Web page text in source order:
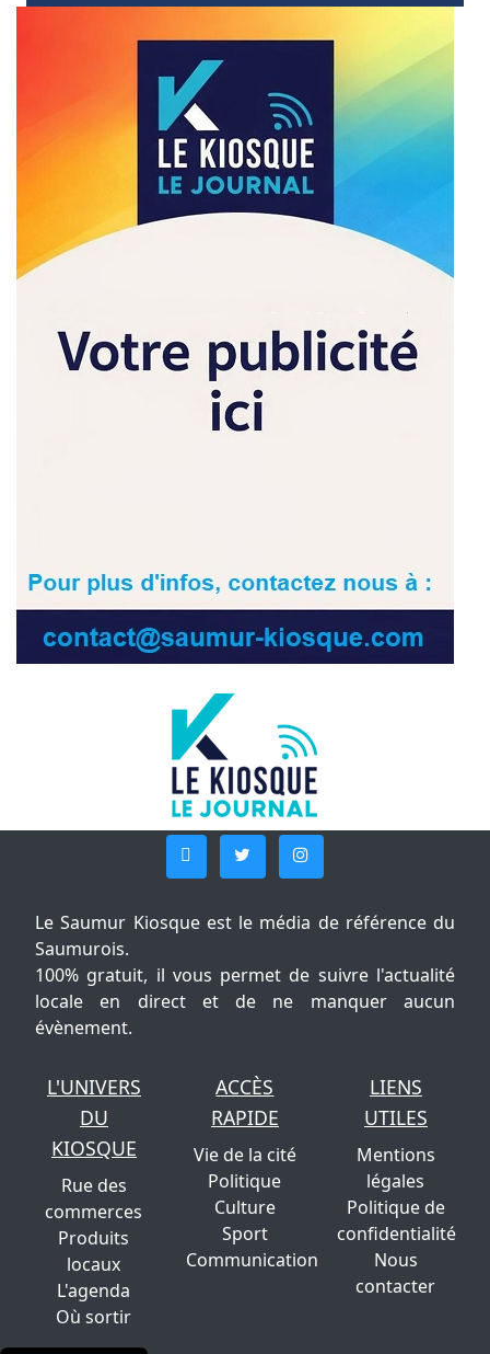
Le Saumur Kiosque est le média de référence du
Saumurois.
100% gratuit, il vous permet de suivre l'actualité
locale en direct et de ne manquer aucun
évènement.
L'UNIVERS
DU
KIOSQUE
Rue des
commerces
Produits
locaux
L'agenda
Où sortir
ACCÈS
RAPIDE
Vie de la cité
Politique
Culture
Sport
Communication
LIENS
UTILES
Mentions
légales
Politique de
confidentialité
Nous
contacter